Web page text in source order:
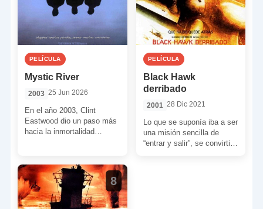
PELÍCULA
Mystic River
2003 25 Jun 2026
En el año 2003, Clint
Eastwood dio un paso más
hacia la inmortalidad
en […]
PELÍCULA
Black Hawk
derribado
2001 28 Dic 2021
Lo que se suponía iba a ser
una misión sencilla de
“entrar y salir”, se convirtió
8